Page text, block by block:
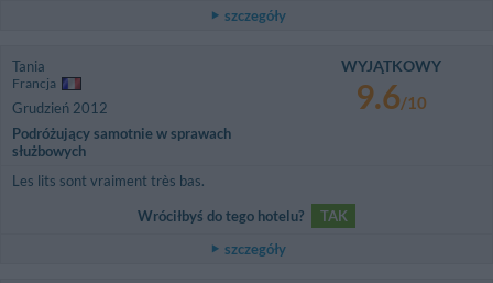
szczegóły
Tania
Francja
Grudzień 2012
Podróżujący samotnie w sprawach
służbowych
WYJĄTKOWY
9.6/10
Les lits sont vraiment très bas.
Wróciłbyś do tego hotelu?
TAK
szczegóły